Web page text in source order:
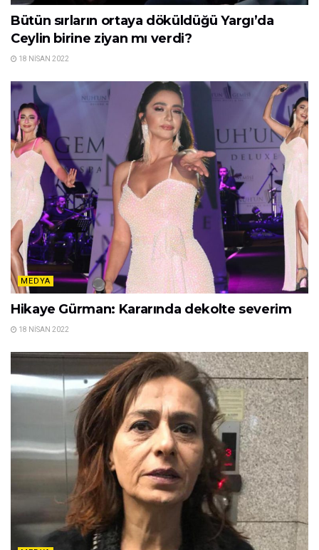
Bütün sırların ortaya döküldüğü Yargı’da
Ceylin birine ziyan mı verdi?
18 NISAN 2022
MEDYA
Hikaye Gürman: Kararında dekolte severim
18 NISAN 2022